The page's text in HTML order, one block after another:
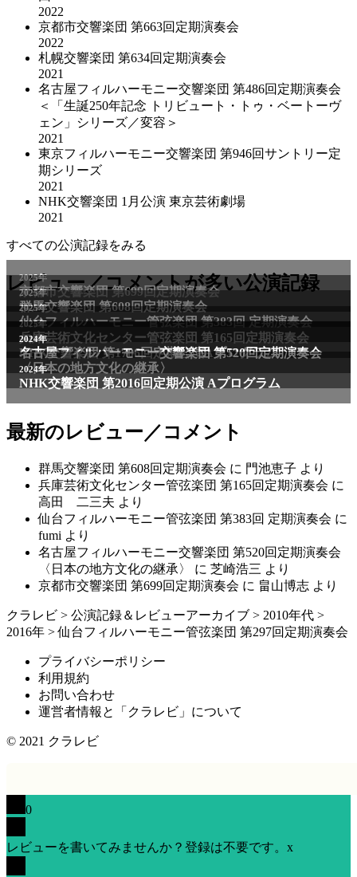
2022
京都市交響楽団 第663回定期演奏会
2022
札幌交響楽団 第634回定期演奏会
2021
名古屋フィルハーモニー交響楽団 第486回定期演奏会
＜「生誕250年記念 トリビュート・トゥ・ベートーヴ
ェン」シリーズ／変容＞
2021
東京フィルハーモニー交響楽団 第946回サントリー定
期シリーズ
2021
NHK交響楽団 1⽉公演 東京芸術劇場
2021
すべての公演記録をみる
レビュー／コメントが多い公演記録
2025年
京都市交響楽団 第699回定期演奏会
2025年
群馬交響楽団 第608回定期演奏会
2025年
仙台フィルハーモニー管弦楽団 第383回 定期演奏会
2025年
兵庫芸術文化センター管弦楽団 第165回定期演奏会
2011年
NHK交響楽団 第1706回定期公演Aプログラム
2024年
名古屋フィルハーモニー交響楽団 第520回定期演奏会
〈日本の地方文化の継承〉
2024年
NHK交響楽団 第2016回定期公演 Aプログラム
最新のレビュー／コメント
群馬交響楽団 第608回定期演奏会 に 門池恵子 より
兵庫芸術文化センター管弦楽団 第165回定期演奏会 に
高田 二三夫 より
仙台フィルハーモニー管弦楽団 第383回 定期演奏会 に
fumi より
名古屋フィルハーモニー交響楽団 第520回定期演奏会
〈日本の地方文化の継承〉
に 芝崎浩三 より
京都市交響楽団 第699回定期演奏会 に 畠山博志 より
クラレビ > 公演記録＆レビューアーカイブ > 2010年代 >
2016年 >仙台フィルハーモニー管弦楽団 第297回定期演奏会
プライバシーポリシー
利用規約
お問い合わせ
運営者情報と「クラレビ」について
© 2021 クラレビ
0
レビューを書いてみませんか？登録は不要です。 x